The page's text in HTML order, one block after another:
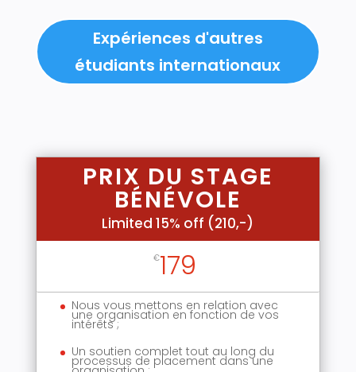
Expériences d'autres
étudiants internationaux
PRIX DU STAGE
BÉNÉVOLE
Limited 15% off (210,-)
€179
Nous vous mettons en relation avec
une organisation en fonction de vos
intérêts ;
Un soutien complet tout au long du
processus de placement dans une